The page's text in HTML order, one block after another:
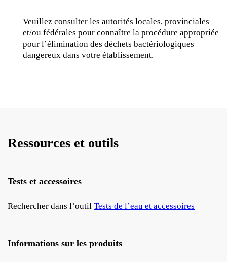
Veuillez consulter les autorités locales, provinciales
et/ou fédérales pour connaître la procédure appropriée
pour l’élimination des déchets bactériologiques
dangereux dans votre établissement.
Ressources et outils
Tests et accessoires
Rechercher dans l’outil Tests de l’eau et accessoires
Informations sur les produits